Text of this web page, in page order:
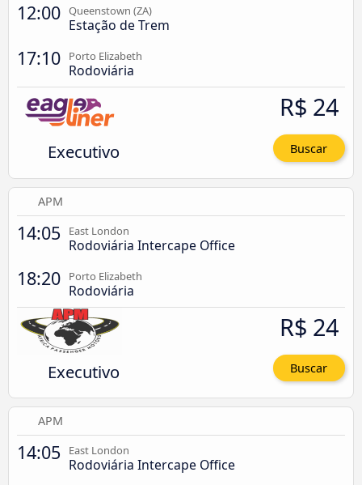
12:00 Queenstown (ZA)
Estação de Trem
17:10 Porto Elizabeth
Rodoviária
Executivo
R$ 24
Buscar
APM
14:05 East London
Rodoviária Intercape Office
18:20 Porto Elizabeth
Rodoviária
Executivo
R$ 24
Buscar
APM
14:05 East London
Rodoviária Intercape Office